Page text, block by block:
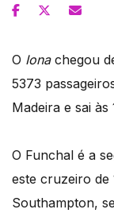
O Iona chegou
5373
Madeira e sai às
O Funchal é a
este cruzeiro de
Southampton,